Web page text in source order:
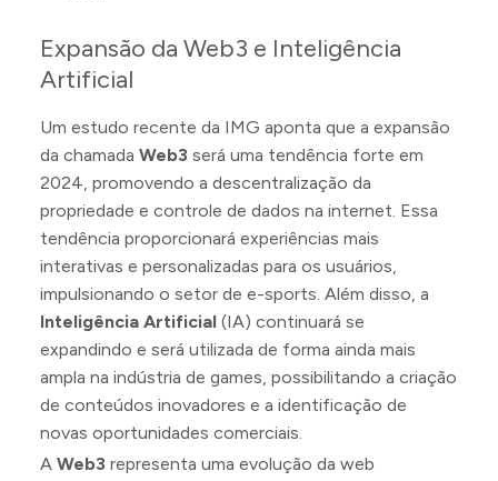
Expansão da Web3 e Inteligência
Artificial
Um estudo recente da IMG aponta que a expansão
da chamada Web3 será uma tendência forte em
2024, promovendo a descentralização da
propriedade e controle de dados na internet. Essa
tendência proporcionará experiências mais
interativas e personalizadas para os usuários,
impulsionando o setor de e-sports. Além disso, a
Inteligência Artificial (IA) continuará se
expandindo e será utilizada de forma ainda mais
ampla na indústria de games, possibilitando a criação
de conteúdos inovadores e a identificação de
novas oportunidades comerciais.
A Web3 representa uma evolução da web